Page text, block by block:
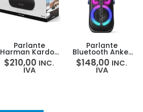
Parlante
Harman Kardon
Luna 2 40W
$210,00 INC.
IVA
Parlante
Bluetooth Anker
Soundcore Rave
Neo 2 18H 80W
Luces
$148,00 INC.
IVA